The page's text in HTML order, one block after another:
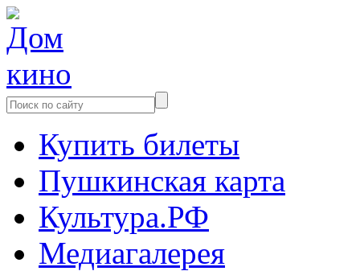
Купить билеты
Пушкинская карта
Культура.РФ
Медиагалерея